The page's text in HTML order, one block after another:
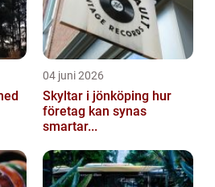
04 juni 2026
Skyltar i jönköping hur
företag kan synas
smartar...